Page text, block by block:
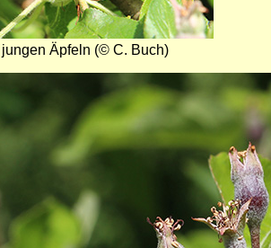
Äpfeln (© C. Buch)